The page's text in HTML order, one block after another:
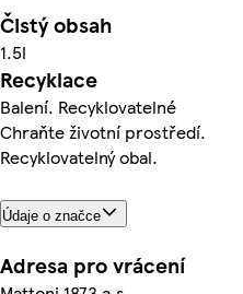
Čistý obsah
1.5l
Recyklace
Balení. Recyklovatelné
Chraňte životní prostředí.
Recyklovatelný obal.
Údaje o značce
Adresa pro vrácení